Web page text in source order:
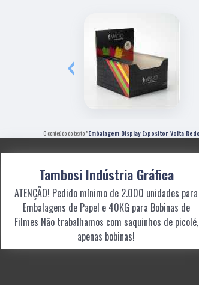
‹
O conteúdo do texto "Embalagem Display Expositor Volta
Tambosi Indústria Gráfica
ATENÇÃO! Pedido mínimo de 2.000 unidades para
Embalagens de Papel e 40KG para Bobinas de
Filmes Não trabalhamos com saquinhos de picolé,
apenas bobinas!